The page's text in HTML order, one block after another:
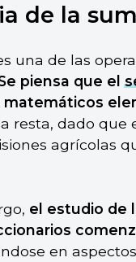
de la
una de las
piensa que el
matemáticos
resta, dado que
agrícolas
el estudio de
en